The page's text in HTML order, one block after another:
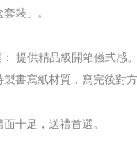
裝」。
提供精品級開箱儀式感
書寫紙材質，寫完後對
十足，送禮首選。